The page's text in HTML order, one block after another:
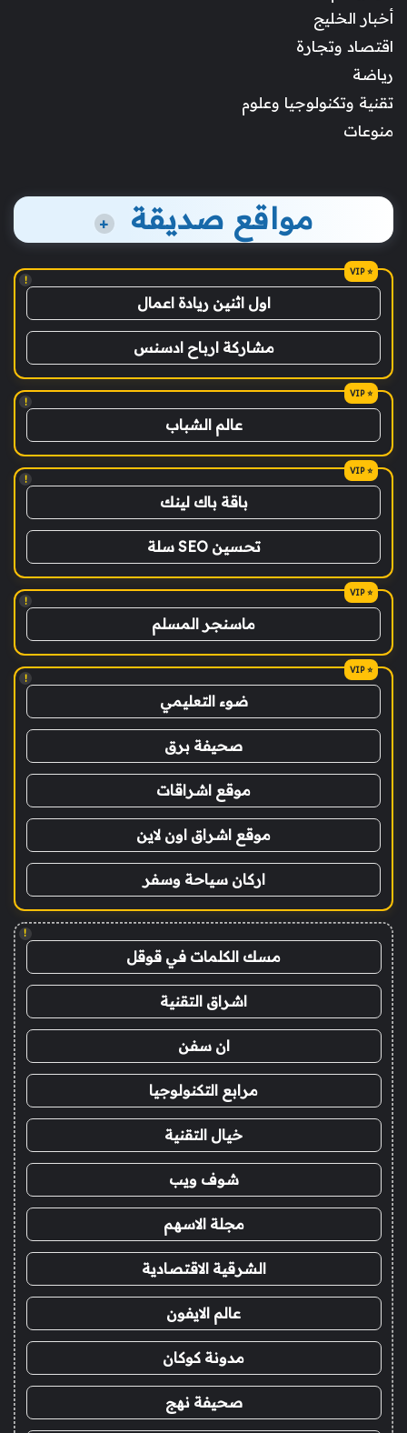
أخبار الخليج
اقتصاد وتجارة
رياضة
تقنية وتكنولوجيا وعلوم
منوعات
مواقع صديقة +
!
اول اثنين ريادة اعمال
مشاركة ارباح ادسنس
!
عالم الشباب
!
باقة باك لينك
تحسين SEO سلة
!
ماسنجر المسلم
!
ضوء التعليمي
صحيفة برق
موقع اشراقات
موقع اشراق اون لاين
اركان سياحة وسفر
!
مسك الكلمات في قوقل
اشراق التقنية
ان سفن
مرابع التكنولوجيا
خيال التقنية
شوف ويب
مجلة الاسهم
الشرقية الاقتصادية
عالم الايفون
مدونة كوكان
صحيفة نهج